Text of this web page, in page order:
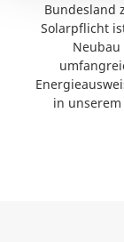
Bundesland
Solarpflicht
in